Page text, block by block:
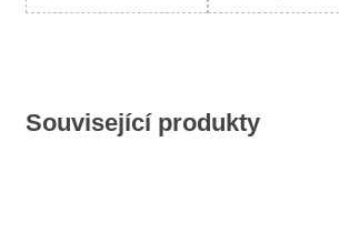
Související produkty